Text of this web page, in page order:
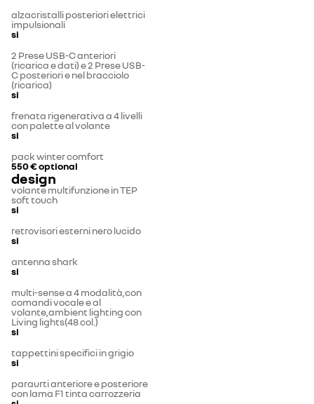
alzacristalli posteriori elettrici
impulsionali
si
2 Prese USB-C anteriori
(ricarica e dati) e 2 Prese USB-
C posteriori e nel bracciolo
(ricarica)
si
frenata rigenerativa a 4 livelli
con palette al volante
si
pack winter comfort
550 €optional
design
volante multifunzione in TEP
soft touch
si
retrovisori esterni nero lucido
si
antenna shark
si
multi-sense a 4 modalità,con
comandi vocale e al
volante,ambient lighting con
Living lights(48 col.)
si
tappettini specifici in grigio
si
paraurti anteriore e posteriore
con lama F1 tinta carrozzeria